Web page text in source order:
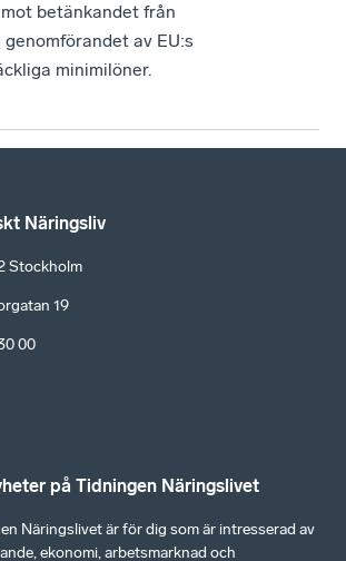
betänkandet från
av EU:s
minimilöner.
Näringsliv
Stockholm
19
00
på Tidningen Näringslivet
Näringslivet är för dig som är intresserad av
ekonomi, arbetsmarknad och